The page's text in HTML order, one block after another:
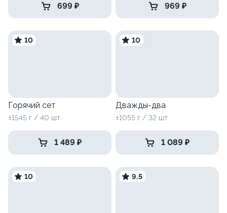
699 ₽ 969 ₽
10
Горячий сет
±1545 г / 40 шт
1 489 ₽
10
Дважды-два
±1055 г / 32 шт
1 089 ₽
10 9.5